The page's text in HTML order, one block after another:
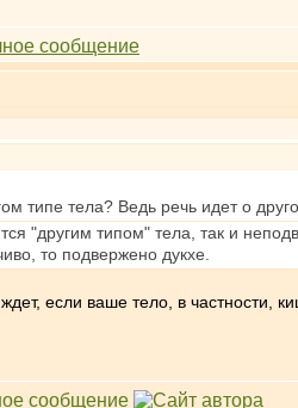
типе тела? Ведь речь идет о
"другим типом" тела, так и
то подвержено дукхе.
если ваше тело, в частности,